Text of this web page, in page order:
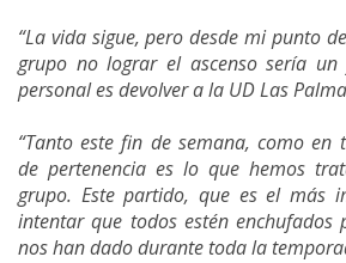
“La vida sigue, pero desde mi punto
grupo no lograr el ascenso sería un
personal es devolver a la UD Las
“Tanto este fin de semana, como en
de pertenencia es lo que hemos
grupo. Este partido, que es el más
intentar que todos estén enchufados
nos han dado durante toda la